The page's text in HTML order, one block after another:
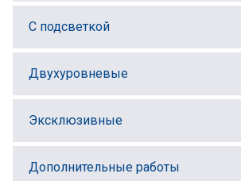
С подсветкой
Двухуровневые
Эксклюзивные
Дополнительные работы